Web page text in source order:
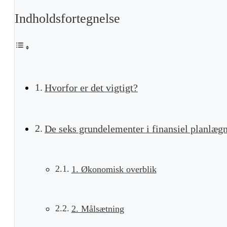
Indholdsfortegnelse
Hvorfor er det vigtigt?
De seks grundelementer i finansiel
1. Økonomisk overblik
2. Målsætning